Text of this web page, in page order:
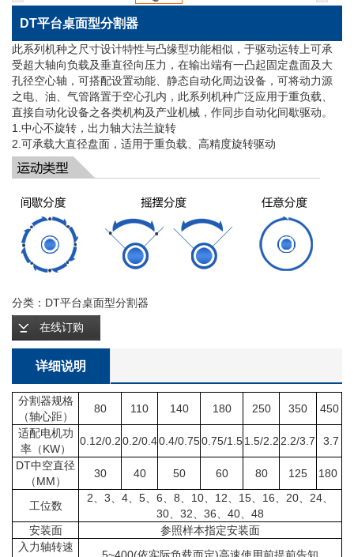
DT平台桌面型分割器
此系列机种之尺寸设计特性与凸缘型功能相似，于驱动运转上可承
受超大轴向负载及垂直径向压力，在输出端有一凸起固定盘面及大
孔径空心轴，可搭配设置动能、静态自动化周边设备，可将动力源
之电、油、气管路置于空心孔内，此系列机种广泛应用于重负载、
直接自动化设备之各类机构及产业机械，作同步自动化间歇驱动。
1.中心不旋转，出力轴大法兰旋转
2.可承载大直径盘面，适用于重负载、高精度旋转驱动
分类：DT平台桌面型分割器
在线订购
详细说明
分割器规格
（轴心距）
80 110 140 180 250 350
450
适配电机功
率（KW）
0.12/0.20.2/0.40.4/0.750.75/1.5 1.5/2.2 2.2/3.7
3.7
DT中空直径
（MM）
30 40 50 60 80 125 180
工位数
2、3、4、5、6、8、10、12、15、16、20、24、
30、32、36、40、48
安装面
参照样本指定安装面
入力轴转速